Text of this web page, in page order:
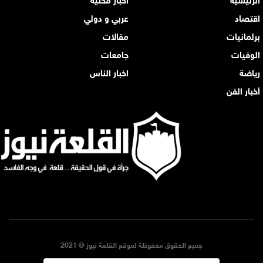
اقتصاد
عربي و دولي
برلمانيات
مقالات
الوفيات
جامعات
رياضة
اخبار الناس
أخبار الفن
جميع الحقوق محفوظة لموقع القلعة نيوز © 2021